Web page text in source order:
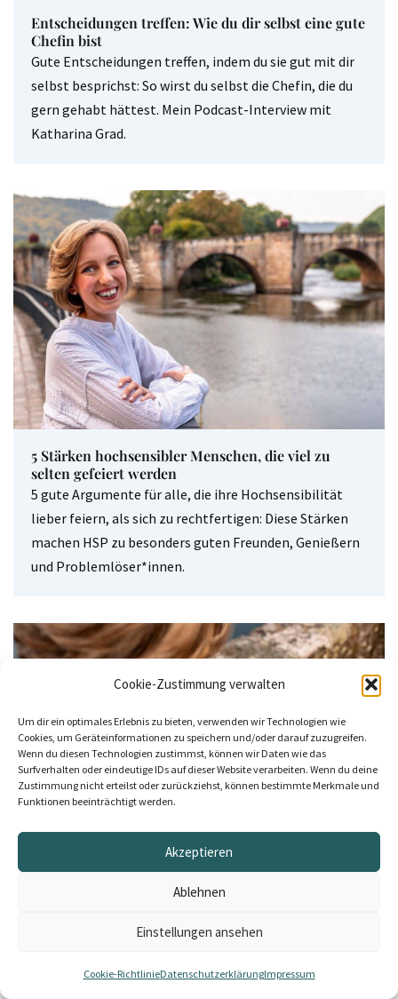
Cookie-Zustimmung verwalten
Um dir ein optimales Erlebnis zu bieten, verwenden wir Technologien wie
Cookies, um Geräteinformationen zu speichern und/oder darauf zuzugreifen.
Wenn du diesen Technologien zustimmst, können wir Daten wie das
Surfverhalten oder eindeutige IDs auf dieser Website verarbeiten. Wenn du deine
Zustimmung nicht erteilst oder zurückziehst, können bestimmte Merkmale und
Funktionen beeinträchtigt werden.
Akzeptieren
Ablehnen
Einstellungen ansehen
Cookie-RichtlinieDatenschutzerklärungImpressum
Entscheidungen treffen: Wie du dir selbst eine gute
Chefin bist
Gute Entscheidungen treffen, indem du sie gut mit dir
selbst besprichst: So wirst du selbst die Chefin, die du
gern gehabt hättest. Mein Podcast-Interview mit
Katharina Grad.
5 Stärken hochsensibler Menschen, die viel zu
selten gefeiert werden
5 gute Argumente für alle, die ihre Hochsensibilität
lieber feiern, als sich zu rechtfertigen: Diese Stärken
machen HSP zu besonders guten Freunden, Genießern
und Problemlöser*innen.
Gesunde Selbstreflexion oder Selbstzweifel? 7
Ist das noch gesunde Selbstreflexion? So
wachsen – oder dich in einen Teufelskreis aus